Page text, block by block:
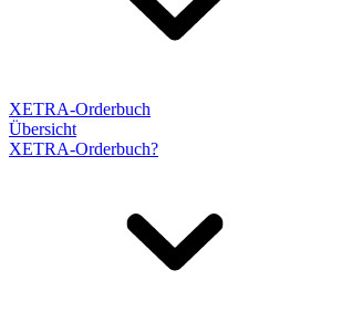
XETRA-Orderbuch
Übersicht
XETRA-Orderbuch?